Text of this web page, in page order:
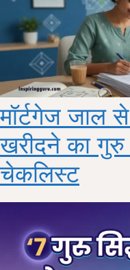
मॉर्टगेज जाल
खरीदने का गुरु
चेकलिस्ट